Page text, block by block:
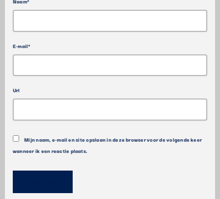
E-mail*
Url
Mijn naam, e-mail en site opslaan in deze browser voor de volgende keer
wanneer ik een reactie plaats.